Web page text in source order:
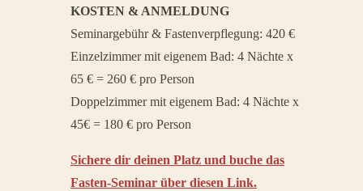
KOSTEN & ANMELDUNG
Seminargebühr & Fastenverpflegung: 420 €
Einzelzimmer mit eigenem Bad: 4 Nächte x
65 € = 260 € pro Person
Doppelzimmer mit eigenem Bad: 4 Nächte x
45€ = 180 € pro Person
Sichere dir deinen Platz und buche das
Fasten-Seminar über diesen Link.